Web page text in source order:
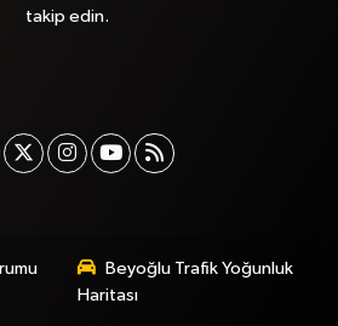
takip edin.
Beyoğlu Trafik Yoğunluk
Haritası